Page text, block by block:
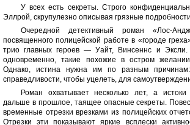
У всех есть секреты. Строго
Эллрой, скрупулезно описывая грязные подробности.
Очередной детективный роман «Лос-
посвященного полицейской работе в «городе
трио главных героев — Уайт, Винсеннс и
одновременно, такие похожие в остром
Однако, истина нужна им по разным
справедливости, чтобы уцелеть, для
Роман охватывает несколько лет, а
дальше в прошлое, таящее опасные секреты.
временные отрезки врезками из полицейских
Отрезки эти показывают яркие всплески